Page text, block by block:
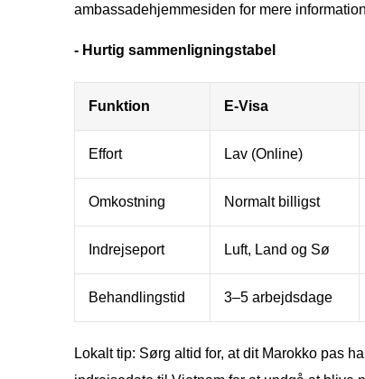
ambassadehjemmesiden for mere
- Hurtig sammenligningstabel
Funktion E-Visa
Effort Lav (Online)
Omkostning Normalt billigst
Indrejseport Luft, Land og Sø
Behandlingstid 3–5 arbejdsdage
Lokalt tip: Sørg altid for, at dit Marokko pas